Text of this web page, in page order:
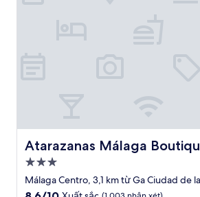
Atarazanas Málaga
Atarazanas Málaga Boutique Hotel
Nơi
lưu
trú
Málaga Centro, 3,1 km từ Ga Ciudad de
8.6